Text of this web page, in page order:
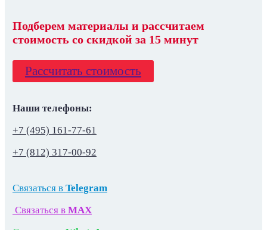
Подберем материалы и рассчитаем
стоимость со скидкой за 15 минут
Рассчитать стоимость
Наши телефоны:
+7 (495) 161-77-61
+7 (812) 317-00-92
Связаться в Telegram
Связаться в MAX